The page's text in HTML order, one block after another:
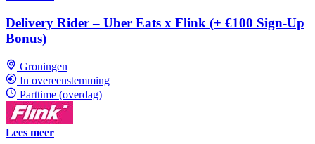
Delivery Rider – Uber Eats x Flink (+ €100 Sign-Up
Bonus)
Groningen
In overeenstemming
Parttime (overdag)
Lees meer